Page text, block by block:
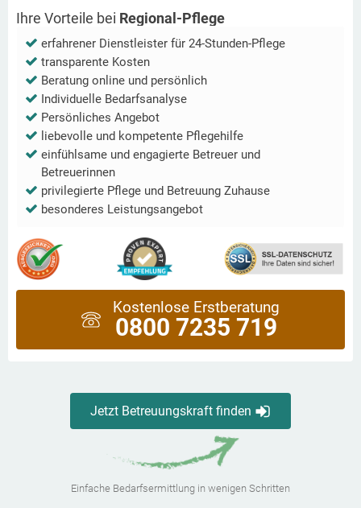
Ihre Vorteile bei Regional-Pflege
erfahrener Dienstleister für 24-Stunden-Pflege
transparente Kosten
Beratung online und persönlich
Individuelle Bedarfsanalyse
Persönliches Angebot
liebevolle und kompetente Pflegehilfe
einfühlsame und engagierte Betreuer und
Betreuerinnen
privilegierte Pflege und Betreuung Zuhause
besonderes Leistungsangebot
Kostenlose Erstberatung
0800 7235 719
Jetzt Betreuungskraft finden
Einfache Bedarfsermittlung in wenigen Schritten